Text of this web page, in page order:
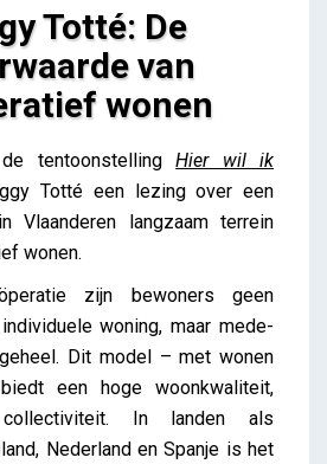
Totté: De
van
wonen
meerwaarde van coöperatief
tentoonstelling
Hier wil ik
Totté een lezing over een
Vlaanderen langzaam terrein
wonen.
zijn bewoners geen
woning, maar mede-
Dit model – met wonen
een hoge woonkwaliteit,
In landen als
Nederland en Spanje is het